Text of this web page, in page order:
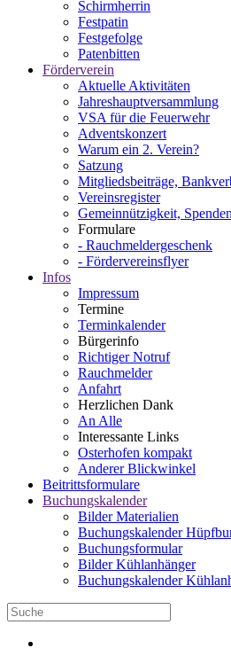
Schirmherrin
Festpatin
Festgefolge
Patenbitten
Förderverein
Aktuelle Aktivitäten
Jahreshauptversammlung
VSA für die Feuerwehr
Adventskonzert
Warum ein 2. Verein?
Satzung
Mitgliedsbeiträge,
Vereinsregister
Gemeinnützigkeit,
Formulare
- Rauchmeldergeschenk
- Fördervereinsflyer
Infos
Impressum
Termine
Terminkalender
Bürgerinfo
Richtiger Notruf
Rauchmelder
Anfahrt
Herzlichen Dank
An Alle
Interessante Links
Osterhofen kompakt
Anderer Blickwinkel
Beitrittsformulare
Buchungskalender
Bilder Materialien
Buchungskalender
Buchungsformular
Bilder Kühlanhänger
Buchungskalender